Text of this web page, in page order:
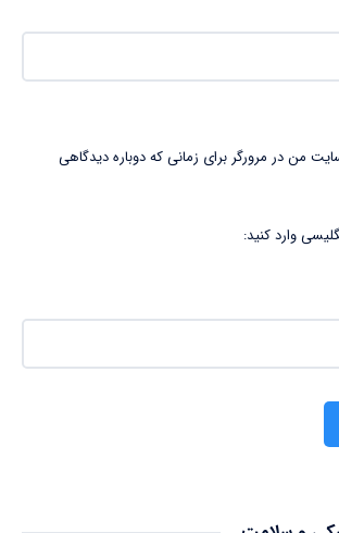
من در مرورگر برای زمانی که دوباره دیدگاهی
وارد کنید: